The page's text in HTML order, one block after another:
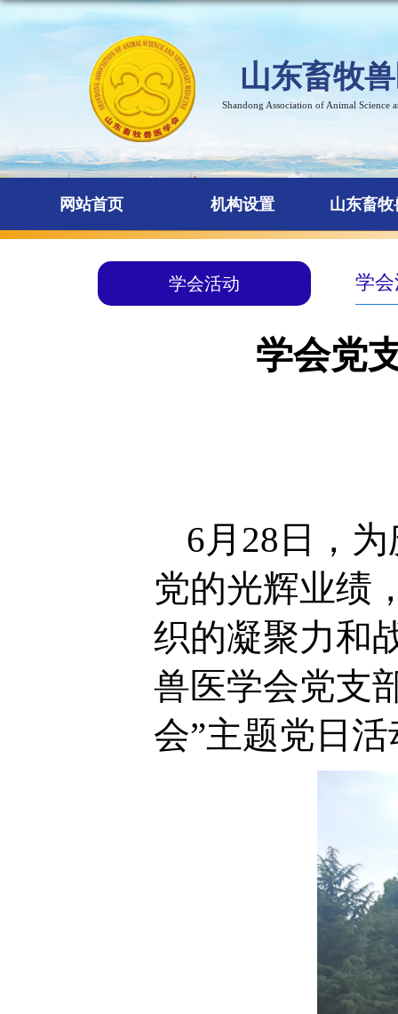
山东畜牧
Shandong Association of Animal Science
网站首页 机构设置 山东畜
学会活动 学
学会党
6月 28 日，
党的光辉业绩
织的凝聚力和
兽医学会党支
会”主题党日